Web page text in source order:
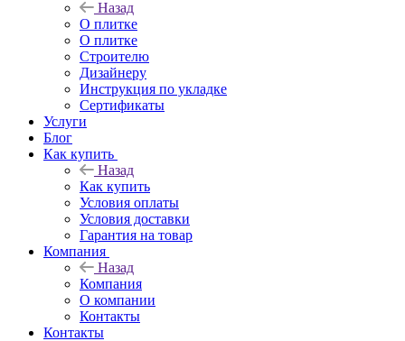
Назад
О плитке
О плитке
Строителю
Дизайнеру
Инструкция по укладке
Сертификаты
Услуги
Блог
Как купить
Назад
Как купить
Условия оплаты
Условия доставки
Гарантия на товар
Компания
Назад
Компания
О компании
Контакты
Контакты